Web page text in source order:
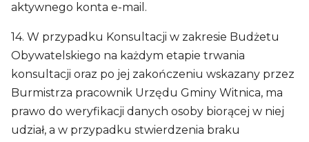
aktywnego konta e-mail.
14. W przypadku Konsultacji w zakresie Budżetu
Obywatelskiego na każdym etapie trwania
konsultacji oraz po jej zakończeniu wskazany przez
Burmistrza pracownik Urzędu Gminy Witnica, ma
prawo do weryfikacji danych osoby biorącej w niej
udział, a w przypadku stwierdzenia braku